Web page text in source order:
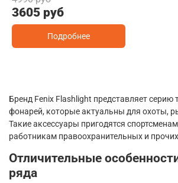
3605 руб
Подробнее
Бренд Fenix Flashlight представляет серию
фонарей, которые актуальны для охоты,
Такие аксессуары пригодятся
работникам правоохранительных и
Отличительные
ряда